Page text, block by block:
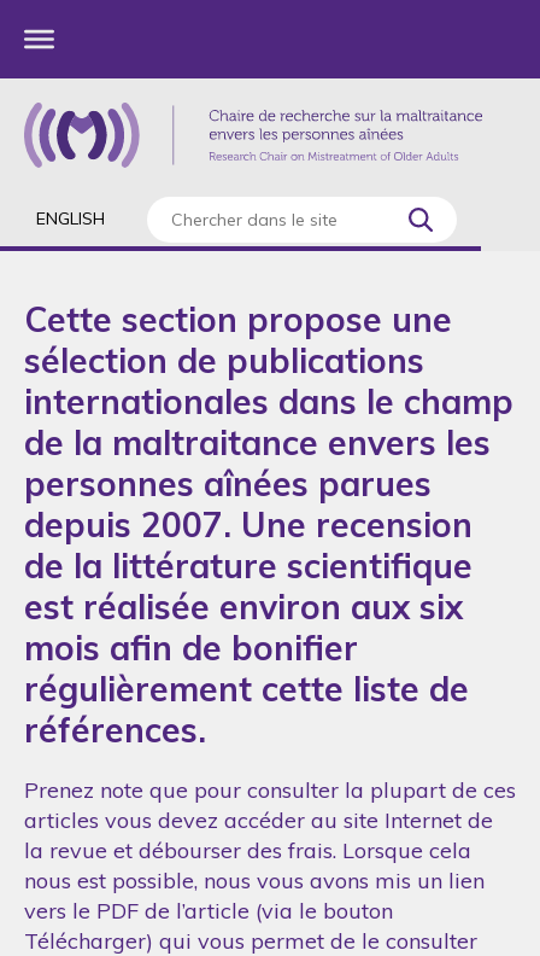
ENGLISH
Cette section propose une
sélection de publications
internationales dans le champ
de la maltraitance envers les
personnes aînées parues
depuis 2007. Une recension
de la littérature scientifique
est réalisée environ aux six
mois afin de bonifier
régulièrement cette liste de
références.
Prenez note que pour consulter la plupart de ces
articles vous devez accéder au site Internet de
la revue et débourser des frais. Lorsque cela
nous est possible, nous vous avons mis un lien
vers le PDF de l’article (via le bouton
Télécharger) qui vous permet de le consulter